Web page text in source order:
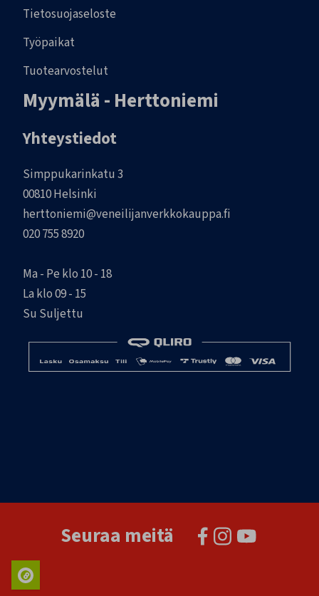
Tietosuojaseloste
Työpaikat
Tuotearvostelut
Myymälä - Herttoniemi
Yhteystiedot
Simppukarinkatu 3
00810 Helsinki
herttoniemi@veneilijanverkkokauppa.fi
020 755 8920
Ma - Pe klo 10 - 18
La klo 09 - 15
Su Suljettu
Seuraa meitä